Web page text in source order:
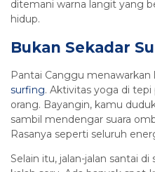
ditemani warna langit yang
hidup.
Bukan Sekadar
Pantai Canggu menawarkan
surfing. Aktivitas yoga di
orang. Bayangin, kamu
sambil mendengar suara
Rasanya seperti seluruh
Selain itu, jalan-jalan santai